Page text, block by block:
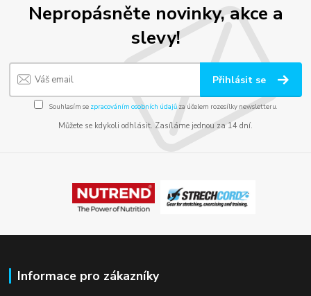
Nepropásněte novinky, akce a
slevy!
Přihlásit se
Souhlasím se zpracováním osobních údajůza účelem rozesílky newsletteru.
Můžete se kdykoli odhlásit. Zasíláme jednou za 14 dní.
Informace pro zákazníky